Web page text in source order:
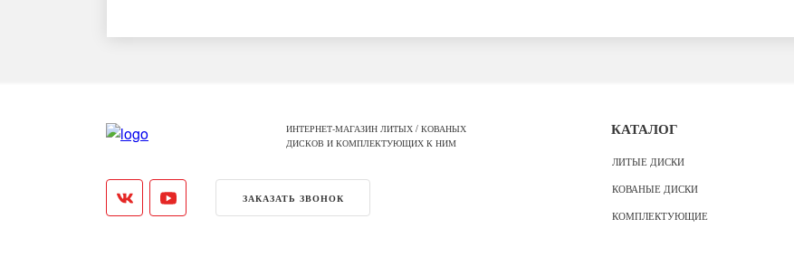
ИНТЕРНЕТ-МАГАЗИН ЛИТЫХ / КОВАНЫХ
ДИСКОВ И КОМПЛЕКТУЮЩИХ К НИМ
ЗАКАЗАТЬ ЗВОНОК
КАТАЛОГ
ЛИТЫЕ ДИСКИ
КОВАНЫЕ ДИСКИ
КОМПЛЕКТУЮЩИЕ